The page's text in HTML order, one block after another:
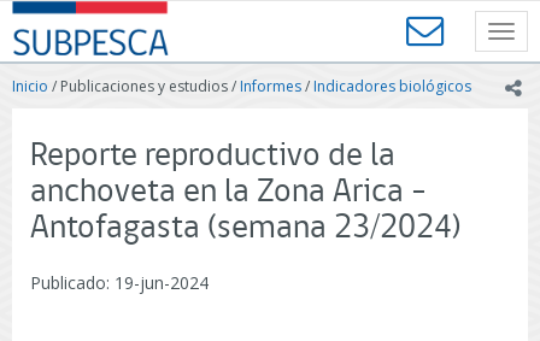
Contenido
principal
SUBPESCA
-
Subsecretaría
Acuicultura
-
Gobierno
Chile
Inicio / Publicaciones y estudios /Informes/Indicadores biológicos
Reporte reproductivo de la
anchoveta en la Zona Arica -
Antofagasta (semana 23/2024)
Publicado: 19-jun-2024